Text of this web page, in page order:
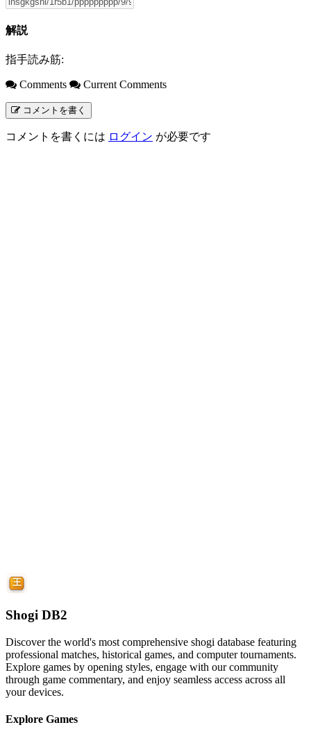
解説
指手読み筋:
Comments Current Comments
コメントを書く
コメントを書くには ログイン が必要です
Shogi DB2
Discover the world's most comprehensive shogi database featuring
professional matches, historical games, and computer tournaments.
Explore games by opening styles, engage with our community
through game commentary, and enjoy seamless access across all
your devices.
Explore Games